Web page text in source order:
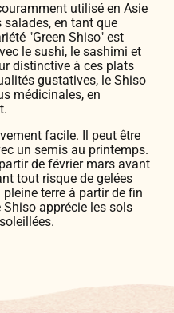
utilisé en Asie
en tant que
"Green Shiso" est
le sushi, le sashimi et
distinctive à ces plats
gustatives, le Shiso
médicinales, en
facile. Il peut être
un semis au printemps.
de février mars avant
tout risque de gelées
terre à partir de fin
apprécie les sols